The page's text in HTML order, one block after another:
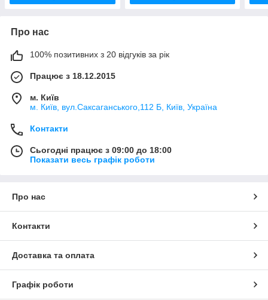
Про нас
100% позитивних з 20 відгуків за рік
Працює з 18.12.2015
м. Київ
м. Київ, вул.Саксаганського,112 Б, Київ, Україна
Контакти
Сьогодні працює з 09:00 до 18:00
Показати весь графік роботи
Про нас
Контакти
Доставка та оплата
Графік роботи